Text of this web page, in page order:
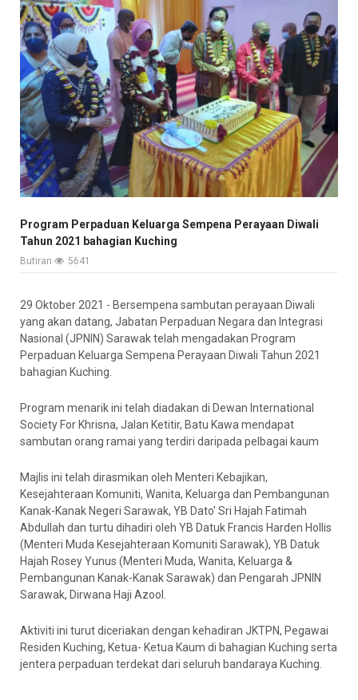
Program Perpaduan Keluarga Sempena Perayaan Diwali
Tahun 2021 bahagian Kuching
Butiran 5641
29 Oktober 2021 - Bersempena sambutan perayaan Diwali
yang akan datang, Jabatan Perpaduan Negara dan Integrasi
Nasional (JPNIN) Sarawak telah mengadakan Program
Perpaduan Keluarga Sempena Perayaan Diwali Tahun 2021
bahagian Kuching.
Program menarik ini telah diadakan di Dewan International
Society For Khrisna, Jalan Ketitir, Batu Kawa mendapat
sambutan orang ramai yang terdiri daripada pelbagai kaum
Majlis ini telah dirasmikan oleh Menteri Kebajikan,
Kesejahteraan Komuniti, Wanita, Keluarga dan Pembangunan
Kanak-Kanak Negeri Sarawak, YB Dato' Sri Hajah Fatimah
Abdullah dan turtu dihadiri oleh YB Datuk Francis Harden Hollis
(Menteri Muda Kesejahteraan Komuniti Sarawak), YB Datuk
Hajah Rosey Yunus (Menteri Muda, Wanita, Keluarga &
Pembangunan Kanak-Kanak Sarawak) dan Pengarah JPNIN
Sarawak, Dirwana Haji Azool.
Aktiviti ini turut diceriakan dengan kehadiran JKTPN, Pegawai
Residen Kuching, Ketua- Ketua Kaum di bahagian Kuching serta
jentera perpaduan terdekat dari seluruh bandaraya Kuching.